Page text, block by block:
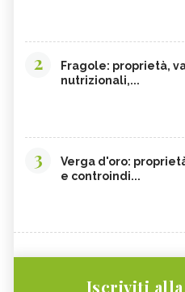
2
Fragole: proprietà,
nutrizionali,...
3
Verga d'oro:
e controindi...
Iscriviti